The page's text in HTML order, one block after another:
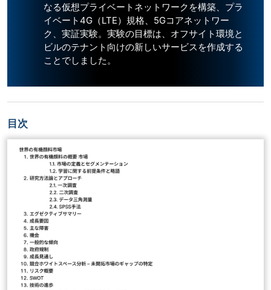
なる仮想プライベートネットワークを構築、プラ
イベート4G（LTE）規格、5Gコアネットワー
ク、実証実験。実験の目標は、オフサイト環境と
ビルのテナント向けの新しいサービスを作成する
ことでしました。
目次